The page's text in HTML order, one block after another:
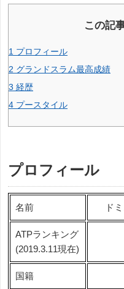
この記
1 プロフィール
2 グランドスラム最高成績
3 経歴
4 プースタイル
プロフィール
名前 ド
ATPランキング
(2019.3.11現在)
国籍